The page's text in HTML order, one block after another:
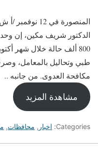
المنصورة في
الدكتور شريف مكين، إن
800 ألف حالة خلال شهر
طبي وتحاليل بالمعامل،
مكافحة العدوى. من جانبه ..
مشاهدة المزيد
Categories: اخبار , محافظات,